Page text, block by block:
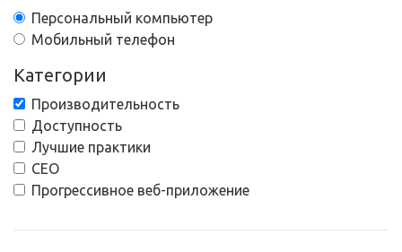
Персональный компьютер
Мобильный телефон
Категории
Производительность
Доступность
Лучшие практики
СЕО
Прогрессивное веб-приложение